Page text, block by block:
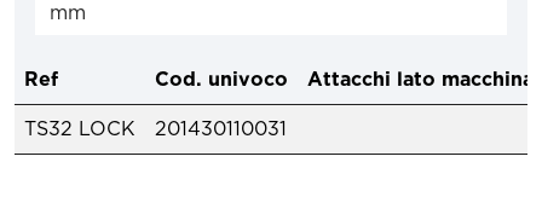
Ref Cod. univoco Attacchi lato macchina
TS32 LOCK 201430110031